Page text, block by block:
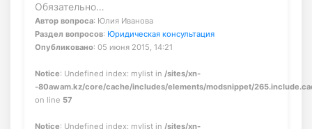
Обязательно…
Автор вопроса: Юлия Иванова
Раздел вопросов: Юридическая консультация
Опубликовано: 05 июня 2015, 14:21
Notice: Undefined index: mylist in /sites/xn-
-80awam.kz/core/cache/includes/elements/modsnippet/
on line 57
Notice: Undefined index: mylist in /sites/xn-